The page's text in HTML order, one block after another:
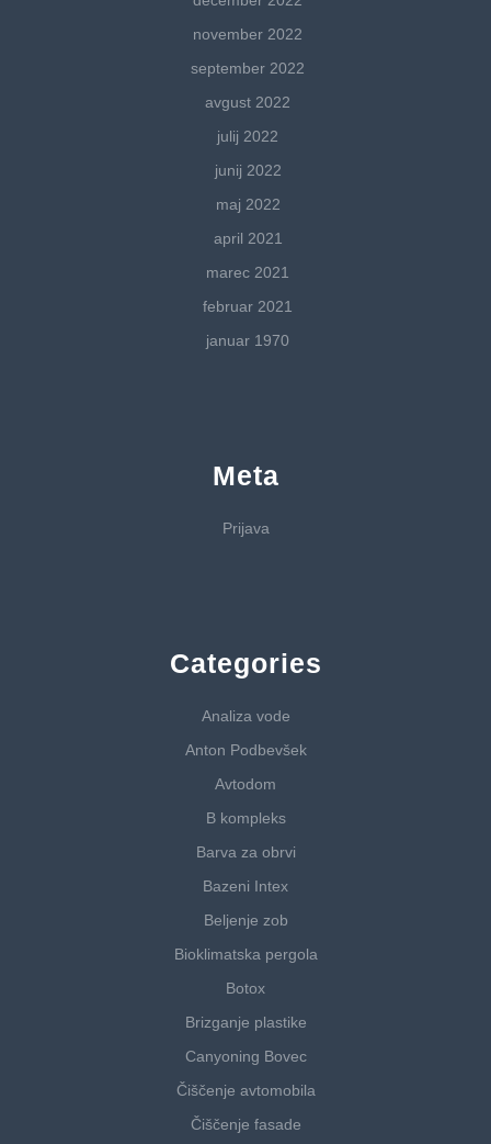
november 2022
september 2022
avgust 2022
julij 2022
junij 2022
maj 2022
april 2021
marec 2021
februar 2021
januar 1970
Meta
Prijava
Categories
Analiza vode
Anton Podbevšek
Avtodom
B kompleks
Barva za obrvi
Bazeni Intex
Beljenje zob
Bioklimatska pergola
Botox
Brizganje plastike
Canyoning Bovec
Čiščenje avtomobila
Čiščenje fasade